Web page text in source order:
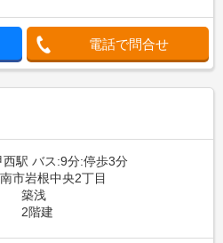
電話で問合せ
西駅 バス:9分:停歩3分
市岩根中央2丁目
築浅
2階建